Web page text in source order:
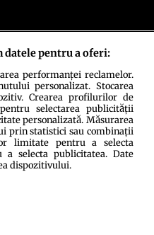
Setări Cookies
pentru a oferi:
performanței reclamelor.
personalizat. Stocarea
Crearea profilurilor de
selectarea publicității
personalizată. Măsurarea
prin statistici sau combinații
limitate pentru a selecta
selecta publicitatea. Date
dispozitivului.